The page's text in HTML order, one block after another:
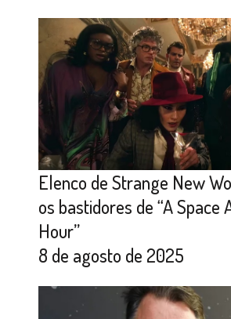
Elenco de Strange New
os bastidores de “A Space
Hour”
8 de agosto de 2025